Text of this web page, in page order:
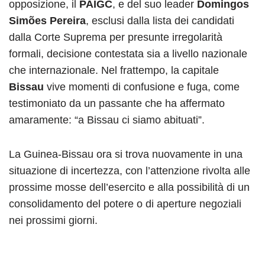
opposizione, il PAIGC, e del suo leader Domingos
Simões Pereira, esclusi dalla lista dei candidati
dalla Corte Suprema per presunte irregolarità
formali, decisione contestata sia a livello nazionale
che internazionale. Nel frattempo, la capitale
Bissau vive momenti di confusione e fuga, come
testimoniato da un passante che ha affermato
amaramente: “a Bissau ci siamo abituati”.
La Guinea-Bissau ora si trova nuovamente in una
situazione di incertezza, con l’attenzione rivolta alle
prossime mosse dell’esercito e alla possibilità di un
consolidamento del potere o di aperture negoziali
nei prossimi giorni.